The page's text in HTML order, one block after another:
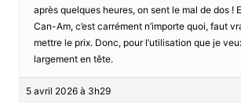
après quelques heures, on sent le mal de dos !
Can-Am, c’est carrément n’importe quoi, faut
mettre le prix. Donc, pour l’utilisation que je
largement en tête.
5 avril 2026 à 3h29